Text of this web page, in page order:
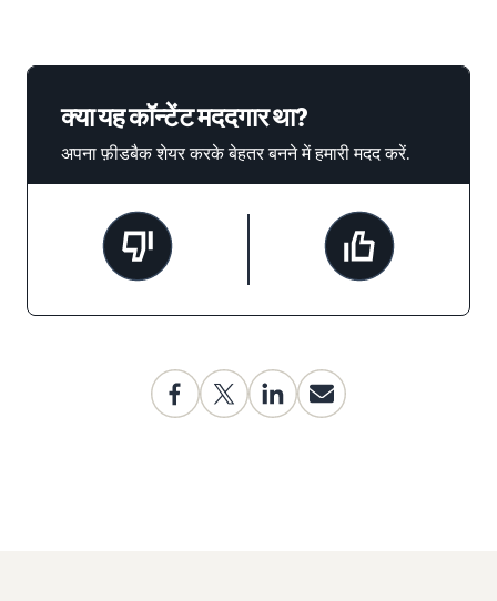
क्या यह कॉन्टेंट मददगार था?
अपना फ़ीडबैक शेयर करके बेहतर बनने में हमारी मदद करें.